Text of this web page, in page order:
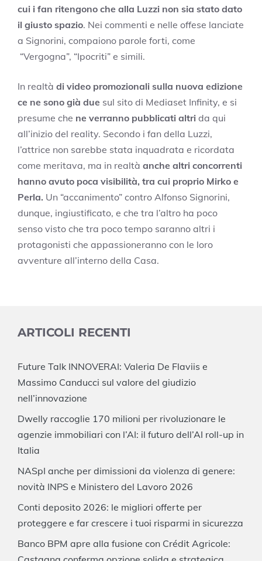
cui i fan ritengono che alla Luzzi non sia stato dato
il giusto spazio. Nei commenti e nelle offese lanciate
a Signorini, compaiono parole forti, come
“Vergogna”, “Ipocriti” e simili.
In realtà di video promozionali sulla nuova edizione
ce ne sono già due sul sito di Mediaset Infinity, e si
presume che ne verranno pubblicati altri da qui
all’inizio del reality. Secondo i fan della Luzzi,
l’attrice non sarebbe stata inquadrata e ricordata
come meritava, ma in realtà anche altri concorrenti
hanno avuto poca visibilità, tra cui proprio Mirko e
Perla. Un “accanimento” contro Alfonso Signorini,
dunque, ingiustificato, e che tra l’altro ha poco
senso visto che tra poco tempo saranno altri i
protagonisti che appassioneranno con le loro
avventure all’interno della Casa.
ARTICOLI RECENTI
Future Talk INNOVERAI: Valeria De Flaviis e
Massimo Canducci sul valore del giudizio
nell’innovazione
Dwelly raccoglie 170 milioni per rivoluzionare le
agenzie immobiliari con l’AI: il futuro dell’AI roll-up in
Italia
NASpI anche per dimissioni da violenza di genere:
novità INPS e Ministero del Lavoro 2026
Conti deposito 2026: le migliori offerte per
proteggere e far crescere i tuoi risparmi in sicurezza
Banco BPM apre alla fusione con Crédit Agricole: